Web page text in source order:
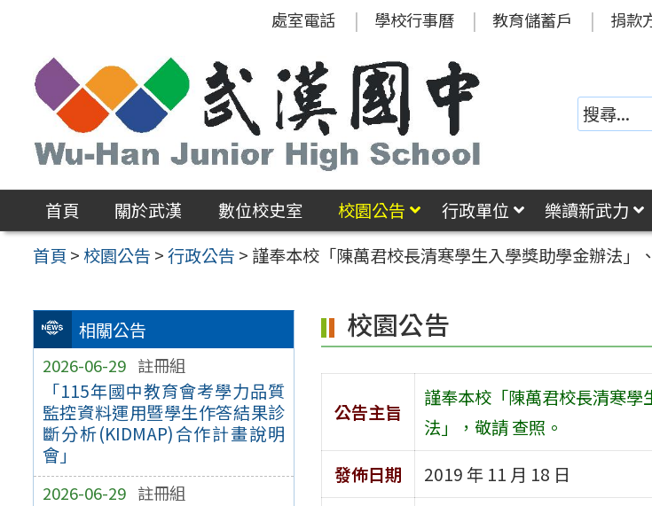
區
處室電話 學校行事曆 教育儲蓄戶 捐款
首頁 關於武漢 數位校史室 校園公告 行政單位 樂讀新武力
首頁 >校園公告 >行政公告 > 謹奉本校「陳萬君校長清寒學生入學獎助學金辦法」
相關公告
2026-06-29 註冊組
「115年國中教育會考學力品質
監控資料運用暨學生作答結果診
斷分析(KIDMAP)合作計畫說明
會」
2026-06-29 註冊組
校園公告
公告主旨
謹奉本校「陳萬君校長清寒
法」，敬請 查照。
發佈日期
2019 年 11 月 18 日